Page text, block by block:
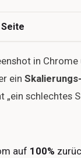
in
ein Skalierungs-
„ein schlechtes
auf 100%